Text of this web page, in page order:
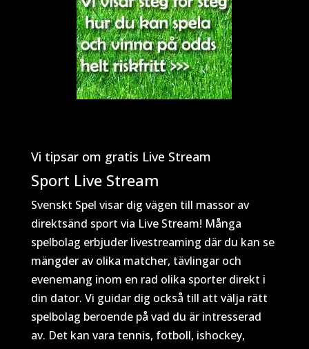
Vi tipsar om gratis Live Stream
Sport Live Stream
Svenskt Spel visar dig vägen till massor av
direktsänd sport via Live Stream! Många
spelbolag erbjuder livestreaming där du kan se
mängder av olika matcher, tävlingar och
evenemang inom en rad olika sporter direkt i
din dator. Vi guidar dig också till att välja rätt
spelbolag beroende på vad du är intresserad
av. Det kan vara tennis, fotboll, ishockey,